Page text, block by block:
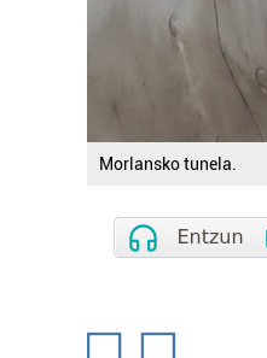
Morlansko tunela.